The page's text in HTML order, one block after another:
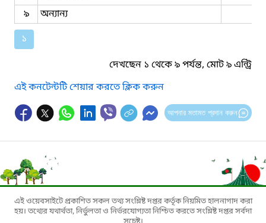
৯
অন্যান্য
১
দেখছেন ১ থেকে ৯ পর্যন্ত, মোট ৯ এন্ট্রি
এই কনটেন্টটি শেয়ার করতে ক্লিক করুন
আপনার মতামত প্রদান করুন
এই ওয়েবসাইটে প্রকাশিত সকল তথ্য সংশ্লিষ্ট দপ্তর কর্তৃক নিয়মিত হালনাগাদ করা
হয়। তথ্যের যথার্থতা, নির্ভুলতা ও নির্ভরযোগ্যতা নিশ্চিত করতে সংশ্লিষ্ট দপ্তর সর্বদা